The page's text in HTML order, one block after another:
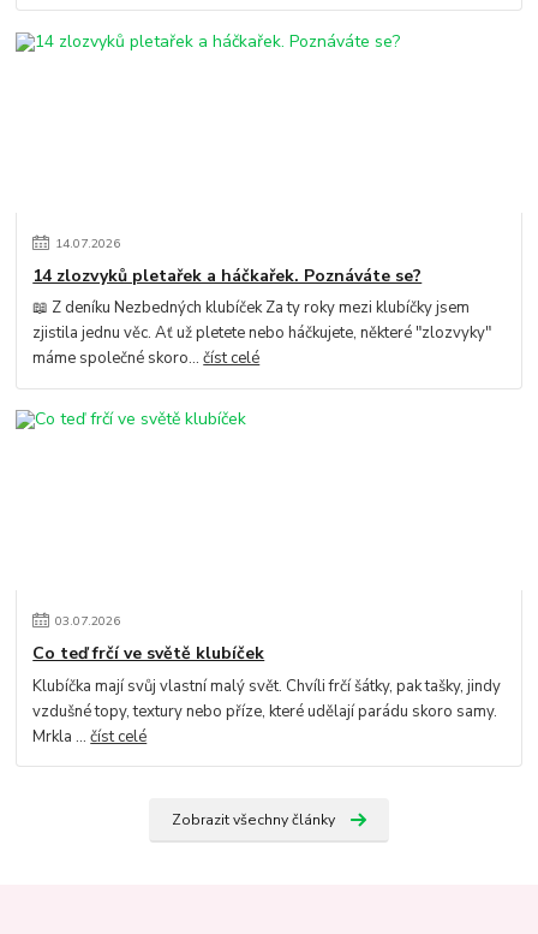
14.07.2026
14 zlozvyků pletařek a háčkařek. Poznáváte se?
📖 Z deníku Nezbedných klubíček Za ty roky mezi klubíčky jsem
zjistila jednu věc. Ať už pletete nebo háčkujete, některé "zlozvyky"
máme společné skoro...číst celé
03.07.2026
Co teď frčí ve světě klubíček
Klubíčka mají svůj vlastní malý svět. Chvíli frčí šátky, pak tašky, jindy
vzdušné topy, textury nebo příze, které udělají parádu skoro samy.
Mrkla ...číst celé
Zobrazit všechny články